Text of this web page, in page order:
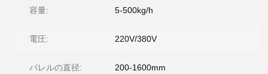
容量: 5-500kg/h
電圧: 220V/380V
バレルの直径: 200-1600mm